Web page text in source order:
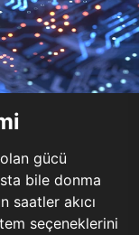
gücü
bile donma
saatler akıcı
seçeneklerini